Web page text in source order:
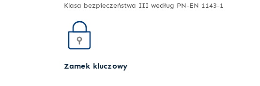
Klasa bezpieczeństwa III według PN-EN 1143-1
Zamek kluczowy